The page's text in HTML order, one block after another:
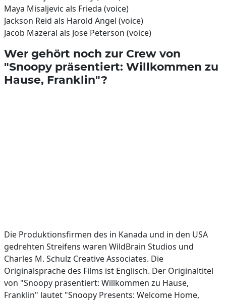
Maya Misaljevic als Frieda (voice)
Jackson Reid als Harold Angel (voice)
Jacob Mazeral als Jose Peterson (voice)
Wer gehört noch zur Crew von
"Snoopy präsentiert: Willkommen zu
Hause, Franklin"?
Die Produktionsfirmen des in Kanada und in den USA
gedrehten Streifens waren WildBrain Studios und
Charles M. Schulz Creative Associates. Die
Originalsprache des Films ist Englisch. Der Originaltitel
von "Snoopy präsentiert: Willkommen zu Hause,
Franklin" lautet "Snoopy Presents: Welcome Home,